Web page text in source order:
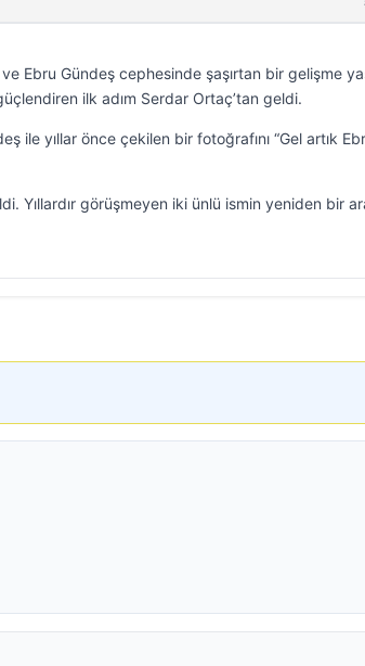
Ebru Gündeş cephesinde şaşırtan bir gelişme
ilk adım Serdar Ortaç’tan geldi.
ile yıllar önce çekilen bir fotoğrafını “Gel artık
Yıllardır görüşmeyen iki ünlü ismin yeniden bir